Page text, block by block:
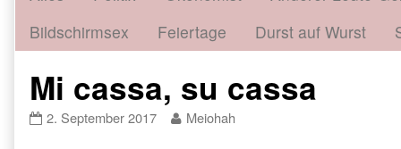
Bildschirmsex
Feiertage Durst auf Wurst
Mi cassa, su cassa
Mi
2. September 2017
Read
Meiohah